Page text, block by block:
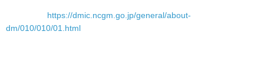
https://dmic.ncgm.go.jp/general/about-
dm/010/010/01.html